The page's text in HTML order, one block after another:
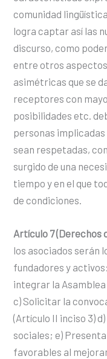
comunidad
logra captar así las
discurso, como
entre otros
asimétricas que se
receptores con
posibilidades etc.
personas
sean respetadas,
surgido de una
tiempo y en el que
de condiciones.
Artículo 7 (Derechos
los asociados serán
fundadores y
integrar la
c) Solicitar la
(Artículo II inciso 3)
sociales; e)
favorables al